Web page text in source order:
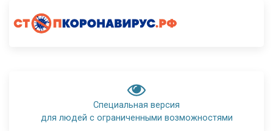
Специальная версия
для людей с ограниченными возможностями